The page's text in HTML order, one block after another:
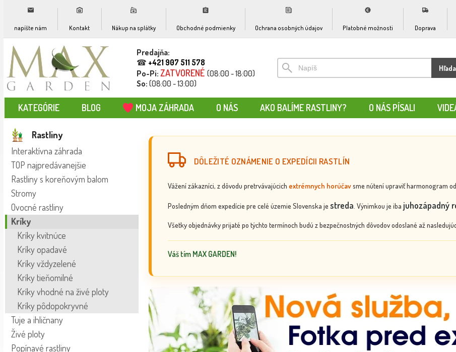
napíšte nám Kontakt Nákup na splátky Obchodné podmienky Ochrana osobných údajov Platobné možnosti Doprava
Predajňa:
☎ +421 907 511 578
Po-Pi: ZATVORENÉ (08:00 - 18:00)
So: (08:00 - 13:00)
KATEGÓRIE BLOG MOJA ZÁHRADA O NÁS AKO BALÍME RASTLINY? O NÁS PÍSALI
Rastliny
Interaktívna záhrada
TOP najpredávanejšie
Rastliny s koreňovým balom
Stromy
Ovocné rastliny
Kríky
Kríky kvitnúce
Kríky opadavé
Kríky vždyzelené
Kríky tieňomilné
Kríky vhodné na živé ploty
Kríky pôdopokryvné
Tuje a ihličnany
Živé ploty
Popínavé rastliny
DÔLEŽITÉ OZNÁMENIE O EXPEDÍCII RASTLÍN
Vážení zákazníci, z dôvodu pretrvávajúcich extrémnych horúčavsme nútení upraviť harmonogram
Posledným dňom expedície pre celé územie Slovenska je streda . Výnimkou je iba juhozápadný
Všetky objednávky prijaté po týchto termínoch budú z bezpečnostných dôvodov odoslané až
Váš tím MAX GARDEN!